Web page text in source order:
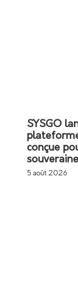
SYSGO
conçue
5 août 2026